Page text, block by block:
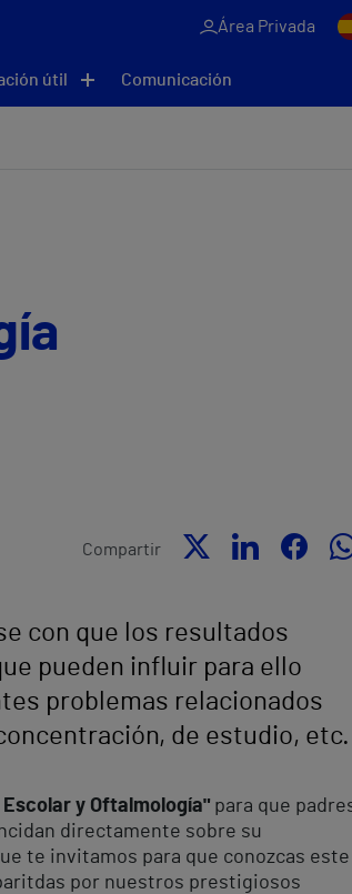
Área Privada
útil Comunicación
Compartir
con que los resultados
pueden influir para ello
problemas relacionados
de estudio, etc.
y Oftalmología" para que
directamente sobre su
te invitamos para que conozcas este
por nuestros prestigiosos